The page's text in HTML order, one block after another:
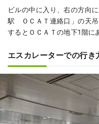
ビルの中に入り、右の方向
駅 ＯＣＡＴ連絡口」の天吊
するとＯＣＡＴの地下1階に
エスカレーターでの行き